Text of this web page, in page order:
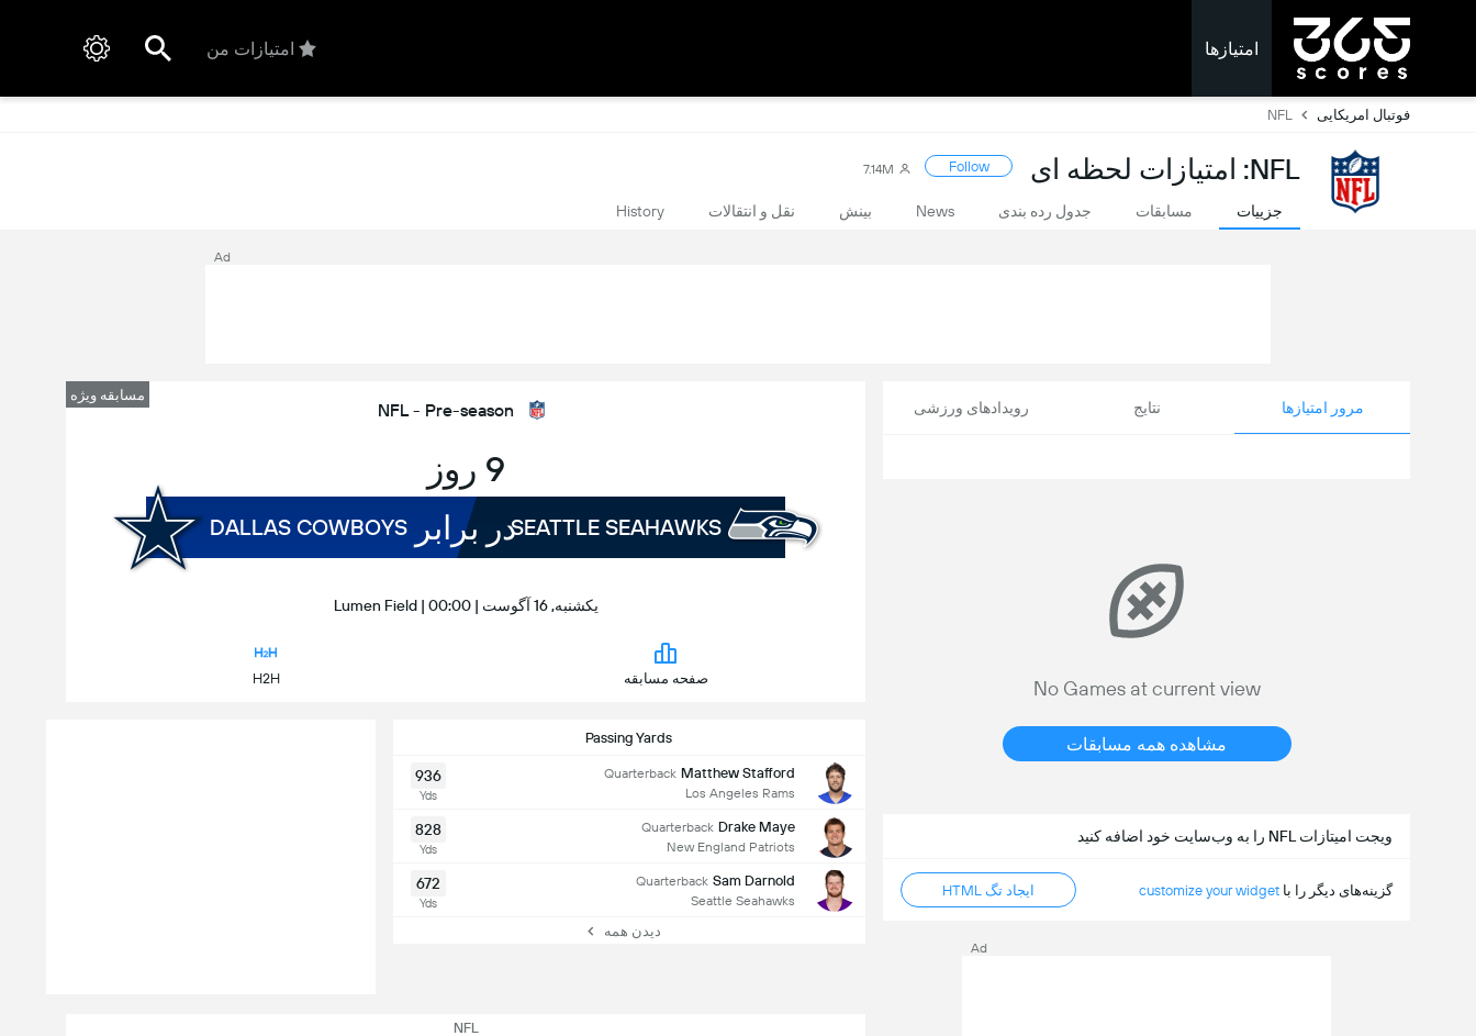
امتیازها امتیازات من
فوتبال امریکایی NFL
NFL: امتیازات لحظه ای Follow
7.14M
جزییات مسابقات جدول رده بندی News بینش نقل و انتقالات History
Ad
مرور امتیازها نتایج رویدادهای ورزشی
No Games at current view
مشاهده همه مسابقات
ویجت امیتازات NFL را به وب‌سایت خود اضافه کنید
گزینه‌های دیگر را با customize your widget ایجاد تگ HTML
Ad
مسابقه ویژه
NFL - Pre-season
9 روز
SEATTLE SEAHAWKSدر برابر DALLAS COWBOYS
یکشنبه, 16 آگوست | 00:00 | Lumen Field
صفحه مسابقه H2H
Passing Yards
Matthew Stafford
Quarterback
Los Angeles Rams
936
Yds
Drake Maye
Quarterback
New England Patriots
828
Yds
Sam Darnold
Quarterback
Seattle Seahawks
672
Yds
دیدن همه
NFL